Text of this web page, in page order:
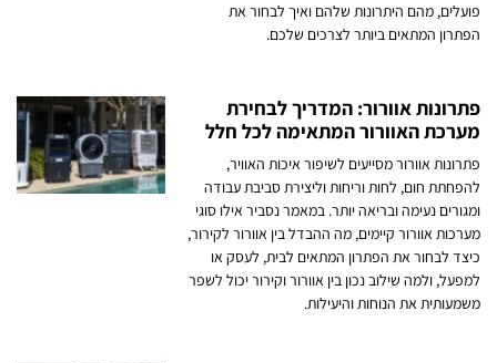
פועלים, מהם היתרונות שלהם ואיך לבחור את
הפתרון המתאים ביותר לצרכים שלכם.
פתרונות אוורור: המדריך לבחירת
מערכת האוורור המתאימה לכל חלל
פתרונות אוורור מסייעים לשיפור איכות האוויר,
להפחתת חום, לחות וריחות וליצירת סביבת עבודה
ומגורים נעימה ובריאה יותר. במאמר נסביר אילו סוגי
מערכות אוורור קיימים, מה ההבדל בין אוורור לקירור,
כיצד לבחור את הפתרון המתאים לבית, לעסק או
למפעל, ולמה שילוב נכון בין אוורור וקירור יכול לשפר
משמעותית את הנוחות והיעילות.